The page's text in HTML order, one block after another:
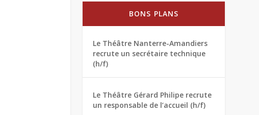
BONS PLANS
Le Théâtre Nanterre-Amandiers
recrute un secrétaire technique
(h/f)
Le Théâtre Gérard Philipe recrute
un responsable de l’accueil (h/f)